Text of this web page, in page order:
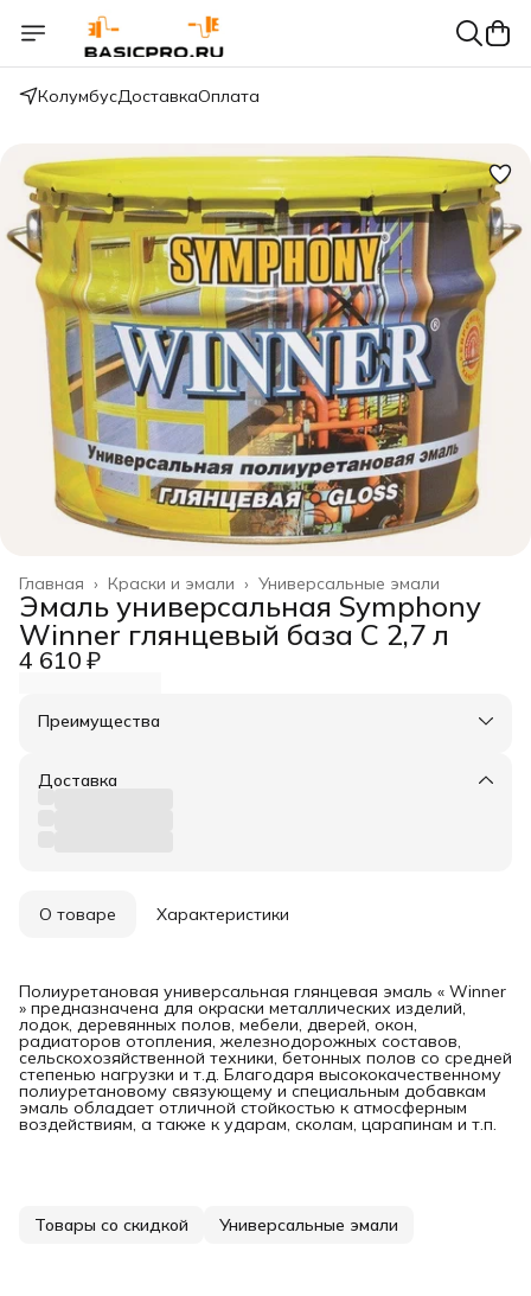
КолумбусДоставкаОплата
Универсальные эмали
Краски и эмали ›
Главная ›
Эмаль универсальная Symphony
Winner глянцевый база С 2,7 л
4 610 ₽
Преимущества
Оплата частями в Сплит
Удобный возврат
Доставка
О товаре Характеристики
Полиуретановая универсальная глянцевая эмаль « Winner
» предназначена для окраски металлических изделий,
лодок, деревянных полов, мебели, дверей, окон,
радиаторов отопления, железнодорожных составов,
сельскохозяйственной техники, бетонных полов со средней
степенью нагрузки и т.д. Благодаря высококачественному
полиуретановому связующему и специальным добавкам
эмаль обладает отличной стойкостью к атмосферным
воздействиям, а также к ударам, сколам, царапинам и т.п.
Товары со скидкой Универсальные эмали